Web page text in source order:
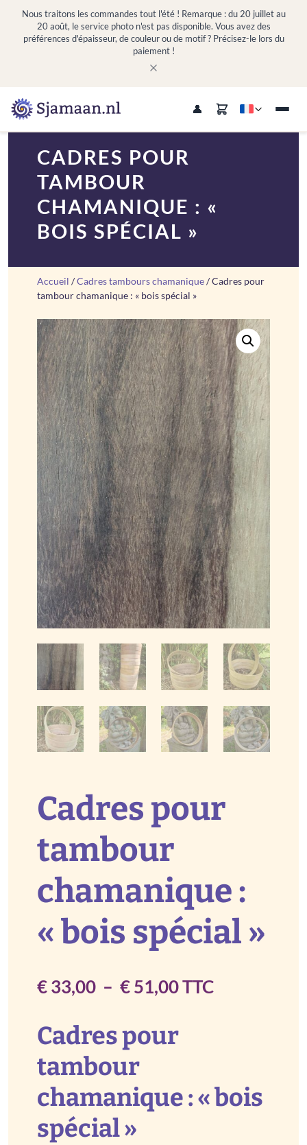
Nous traitons les commandes tout l'été ! Remarque : du 20 juillet au
20 août, le service photo n'est pas disponible. Vous avez des
préférences d'épaisseur, de couleur ou de motif ? Précisez-le lors du
paiement !
CADRES POUR
TAMBOUR
CHAMANIQUE : «
BOIS SPÉCIAL »
Accueil /Cadres tambours chamanique/ Cadres pour
tambour chamanique : « bois spécial »
Cadres pour
tambour
chamanique :
« bois spécial »
€33,00 – €51,00Plage
prix :
à
TTC
Cadres pour
tambour
chamanique : « bois
spécial »